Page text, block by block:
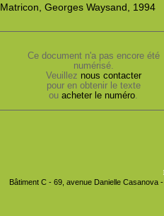
Matricon,Georges Waysand, 1994
Ce document n'a pas encore été
numérisé.
Veuillez nous contacter
pour en obtenir le texte
ouacheter le numéro.
Bâtiment C - 69, avenue Danielle